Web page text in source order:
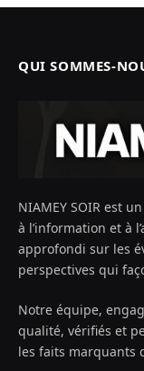
QUI SOMMES-
NIAMEY SOIR est
à l’information et à
approfondi sur les
perspectives qui
Notre équipe,
qualité, vérifiés et
les faits marquants